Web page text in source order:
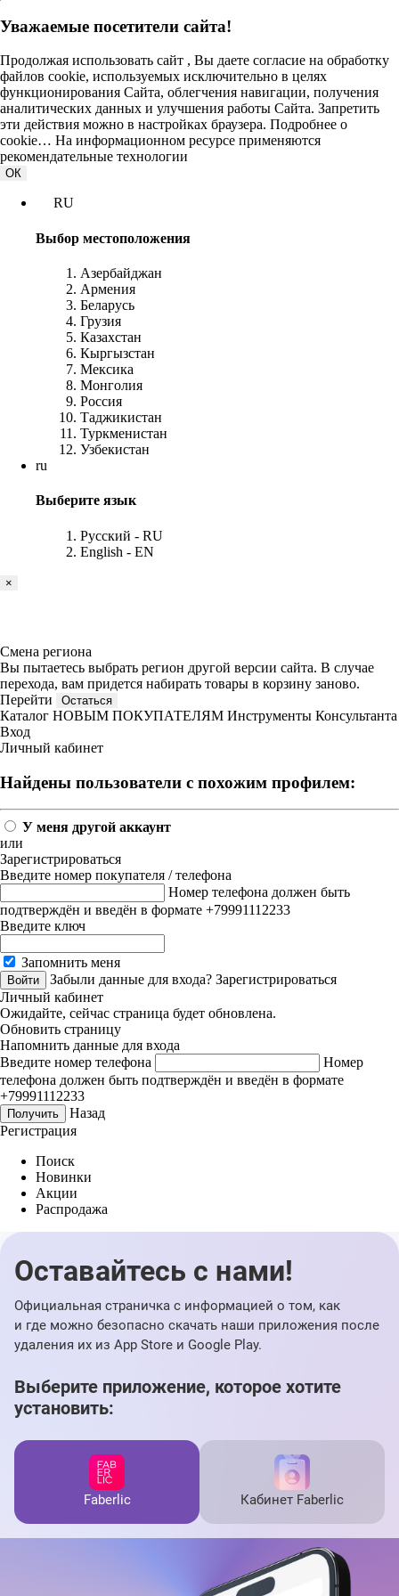
Уважаемые посетители сайта!
Продолжая использовать сайт , Вы даете согласие на обработку
файлов cookie, используемых исключительно в целях
функционирования Сайта, облегчения навигации, получения
аналитических данных и улучшения работы Сайта. Запретить
эти действия можно в настройках браузера. Подробнее о
cookie… На информационном ресурсе применяются
рекомендательные технологии
ОК
RU
Выбор местоположения
Азербайджан
Армения
Беларусь
Грузия
Казахстан
Кыргызстан
Мексика
Монголия
Россия
Таджикистан
Туркменистан
Узбекистан
ru
Выберите язык
Русский - RU
English - EN
×
Смена региона
Вы пытаетесь выбрать регион другой версии сайта. В случае
перехода, вам придется набирать товары в корзину заново.
Перейти
Остаться
Каталог НОВЫМ ПОКУПАТЕЛЯМ Инструменты Консультанта
Вход
Личный кабинет
Найдены пользователи с похожим профилем:
У меня другой аккаунт
или
Зарегистрироваться
Введите номер покупателя / телефона
Номер телефона должен быть
подтверждён и введён в формате +79991112233
Введите ключ
Запомнить меня
Забыли данные для входа? Зарегистрироваться
Личный кабинет
Ожидайте, сейчас страница будет обновлена.
Обновить страницу
Напомнить данные для входа
Введите номер телефона
Номер
телефона должен быть подтверждён и введён в формате
+79991112233
Назад
Регистрация
Поиск
Новинки
Акции
Распродажа
Оставайтесь с нами!
Официальная страничка с информацией о том, как
и где можно безопасно скачать наши приложения после
удаления их из App Store и Google Play.
Выберите приложение, которое хотите
установить:
Faberlic Кабинет Faberlic